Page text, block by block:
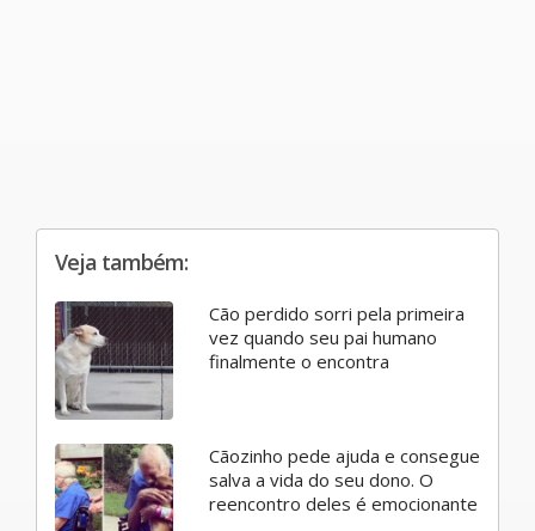
Veja também:
Cão perdido sorri pela primeira
vez quando seu pai humano
finalmente o encontra
Cãozinho pede ajuda e consegue
salva a vida do seu dono. O
reencontro deles é emocionante